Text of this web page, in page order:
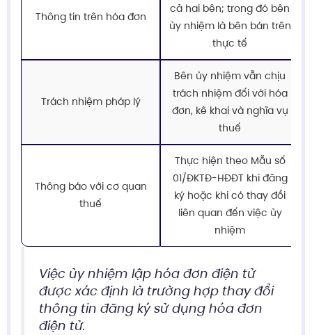
Thông tin trên hóa đơn
cả hai bên; trong đó bên
ủy nhiệm là bên bán trên
thực tế
Trách nhiệm pháp lý
Bên ủy nhiệm vẫn chịu
trách nhiệm đối với hóa
đơn, kê khai và nghĩa vụ
thuế
Thông báo với cơ quan
thuế
Thực hiện theo Mẫu số
01/ĐKTĐ-HĐĐT khi đăng
ký hoặc khi có thay đổi
liên quan đến việc ủy
nhiệm
Việc ủy nhiệm lập hóa đơn điện tử
được xác định là trường hợp thay đổi
thông tin đăng ký sử dụng hóa đơn
điện tử.